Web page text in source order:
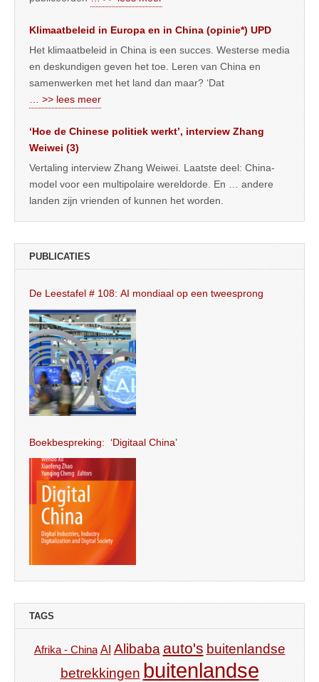
Klimaatbeleid in Europa en in China (opinie*) UPD
Het klimaatbeleid in China is een succes. Westerse media
en deskundigen geven het toe. Leren van China en
samenwerken met het land dan maar? ‘Dat
… >> lees meer
‘Hoe de Chinese politiek werkt’, interview Zhang
Weiwei (3)
Vertaling interview Zhang Weiwei. Laatste deel: China-
model voor een multipolaire wereldorde. En … andere
landen zijn vrienden of kunnen het worden.
PUBLICATIES
De Leestafel # 108: AI mondiaal op een tweesprong
Boekbespreking: ‘Digitaal China’
TAGS
Afrika - China AI Alibaba auto's buitenlandse
betrekkingen buitenlandse